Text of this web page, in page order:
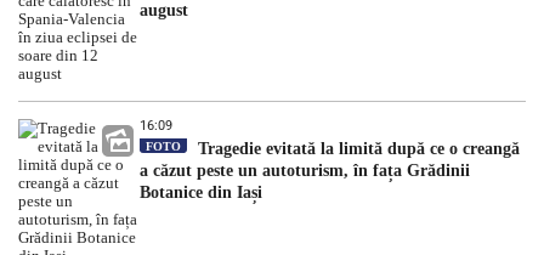
august
16:09
FOTO
Tragedie evitată la limită după ce o creangă
a căzut peste un autoturism, în fața Grădinii
Botanice din Iași